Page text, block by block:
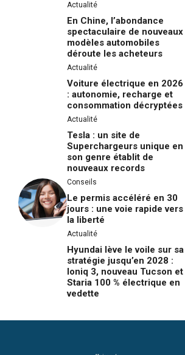
Actualité
En Chine, l’abondance
spectaculaire de nouveaux
modèles automobiles
déroute les acheteurs
Actualité
Voiture électrique en 2026
: autonomie, recharge et
consommation décryptées
Actualité
Tesla : un site de
Superchargeurs unique en
son genre établit de
nouveaux records
Conseils
Le permis accéléré en 30
jours : une voie rapide vers
la liberté
Actualité
Hyundai lève le voile sur sa
stratégie jusqu’en 2028 :
Ioniq 3, nouveau Tucson et
Staria 100 % électrique en
vedette